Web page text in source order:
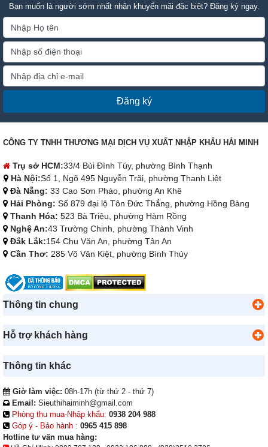
Bạn muốn là người sớm nhất nhận khuyến mãi đặc biệt? Đăng ký ngay.
Đăng ký
CÔNG TY TNHH THƯƠNG MẠI DỊCH VỤ XUẤT NHẬP KHẨU HẢI MINH
Trụ sở HCM:33/4 Bùi Đình Túy, phường Bình Thạnh
Hà Nội:Số 1, Ngõ 495 Nguyễn Trãi, phường Thanh Liệt
Đà Nẵng: 33 Cao Sơn Pháo, phường An Khê
Hải Phòng: Số 879 đại lộ Tôn Đức Thắng, phường Hồng Bàng
Thanh Hóa: 523 Bà Triệu, phường Hàm Rồng
Nghệ An:43 Trường Chinh, phường Thành Vinh
Đắk Lắk:154 Chu Văn An, phường Tân An
Cần Thơ: 285 Võ Văn Kiệt, phường Bình Thủy
Thông tin chung
Hỗ trợ khách hàng
Thông tin khác
Giờ làm việc: 08h-17h (từ thứ 2 - thứ 7)
Email: Sieuthihaiminh@gmail.com
Phòng thu mua-Nhập khẩu: 0938 204 988
Góp ý - Bảo hành : 0965 415 898
Hotline tư vấn mua hàng: